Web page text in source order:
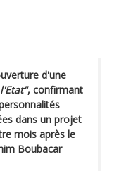
d'une
, confirmant
dans un projet
mois après le
Boubacar